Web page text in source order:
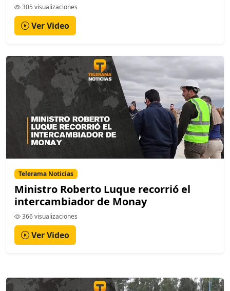
305 visualizaciones
Ver Video
Telerama Noticias
Ministro Roberto Luque recorrió el
intercambiador de Monay
366 visualizaciones
Ver Video